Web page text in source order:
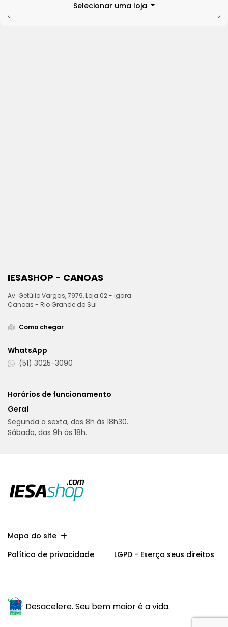
Selecionar uma loja
IESASHOP - CANOAS
Av. Getúlio Vargas, 7979, Loja 02 - Igara
Canoas - Rio Grande do Sul
Como chegar
WhatsApp
(51) 3025-3090
Horários de funcionamento
Geral
Segunda a sexta, das 8h às 18h30.
Sábado, das 9h às 18h.
Mapa do site
Política de privacidade
LGPD - Exerça seus direitos
Desacelere. Seu bem maior é a vida.